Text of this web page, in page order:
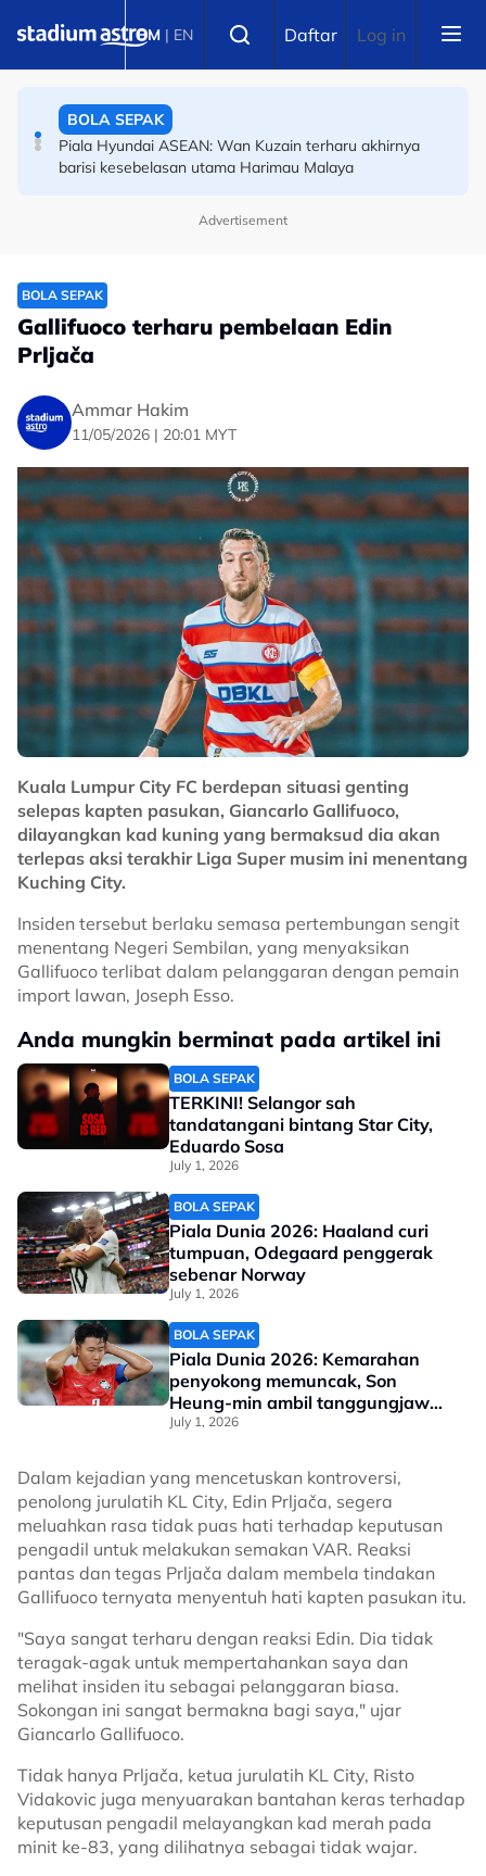
BM | EN Daftar Log in
SUKMA: Amirudin optimis penganjuran tetap meriah
BOLA SEPAK
Piala Hyundai ASEAN: Wan Kuzain terharu akhirnya
barisi kesebelasan utama Harimau Malaya
Advertisement
BOLA SEPAK
Gallifuoco terharu pembelaan Edin
Prljača
Ammar Hakim
11/05/2026 | 20:01 MYT
Kuala Lumpur City FC berdepan situasi genting
selepas kapten pasukan, Giancarlo Gallifuoco,
dilayangkan kad kuning yang bermaksud dia akan
terlepas aksi terakhir Liga Super musim ini menentang
Kuching City.
Insiden tersebut berlaku semasa pertembungan sengit
menentang Negeri Sembilan, yang menyaksikan
Gallifuoco terlibat dalam pelanggaran dengan pemain
import lawan, Joseph Esso.
Anda mungkin berminat pada artikel ini
BOLA SEPAK
TERKINI! Selangor sah
tandatangani bintang Star City,
Eduardo Sosa
July 1, 2026
BOLA SEPAK
Piala Dunia 2026: Haaland curi
tumpuan, Odegaard penggerak
sebenar Norway
July 1, 2026
BOLA SEPAK
Piala Dunia 2026: Kemarahan
penyokong memuncak, Son
Heung-min ambil tanggungjawab
atas penyingkiran Korea Selatan
July 1, 2026
Dalam kejadian yang mencetuskan kontroversi,
penolong jurulatih KL City, Edin Prljača, segera
meluahkan rasa tidak puas hati terhadap keputusan
pengadil untuk melakukan semakan VAR. Reaksi
pantas dan tegas Prljača dalam membela tindakan
Gallifuoco ternyata menyentuh hati kapten pasukan itu.
"Saya sangat terharu dengan reaksi Edin. Dia tidak
teragak-agak untuk mempertahankan saya dan
melihat insiden itu sebagai pelanggaran biasa.
Sokongan ini sangat bermakna bagi saya," ujar
Giancarlo Gallifuoco.
Tidak hanya Prljača, ketua jurulatih KL City, Risto
Vidakovic juga menyuarakan bantahan keras terhadap
keputusan pengadil melayangkan kad merah pada
minit ke-83, yang dilihatnya sebagai tidak wajar.